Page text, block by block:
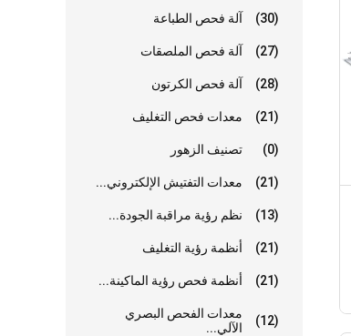
آلة فحص الطباعة (30)
آلة فحص الملصقات (27)
آلة فحص الكرتون (28)
معدات فحص التغليف (21)
تصنيف الزهور (0)
معدات التفتيش الإلكتروني... (21)
نظم رؤية مراقبة الجودة... (13)
أنظمة رؤية التغليف (21)
أنظمة فحص رؤية الماكينة... (21)
معدات الفحص البصري
الآلي...
(12)